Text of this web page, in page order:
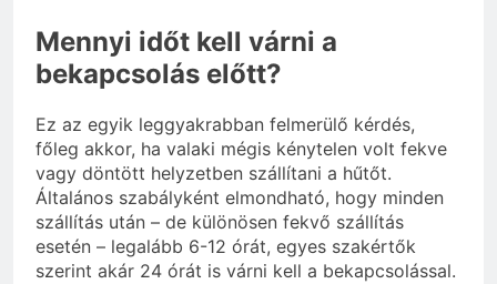
Mennyi időt kell várni a
bekapcsolás előtt?
Ez az egyik leggyakrabban felmerülő kérdés,
főleg akkor, ha valaki mégis kénytelen volt fekve
vagy döntött helyzetben szállítani a hűtőt.
Általános szabályként elmondható, hogy minden
szállítás után – de különösen fekvő szállítás
esetén – legalább 6-12 órát, egyes szakértők
szerint akár 24 órát is várni kell a bekapcsolással.